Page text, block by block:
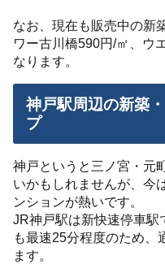
なお、現在も販売中の新
ワー古川橋590円/㎡、ウ
なります。
神戸駅周辺の新築
プ
神戸というと三ノ宮・元
いかもしれませんが、今
ンションが熱いです。
JR神戸駅は新快速停車
も最速25分程度のため、
ます。